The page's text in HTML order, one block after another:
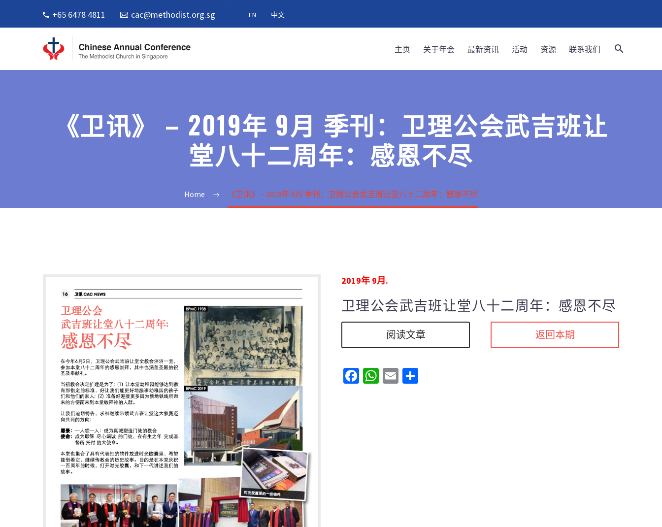
+65 6478 4811 cac@methodist.org.sg EN 中文
主页 关于年会 最新资讯 活动 资源 联系我们
《卫讯》 – 2019年 9月 季刊：卫理公会武吉班让
堂八十二周年：感恩不尽
Home 《卫讯》 – 2019年 9月 季刊：卫理公会武吉班让堂八十二周年：感恩不尽
2019年 9月.
卫理公会武吉班让堂八十二周年：感恩不尽
阅读文章 返回本期
Facebook
WhatsApp
Email